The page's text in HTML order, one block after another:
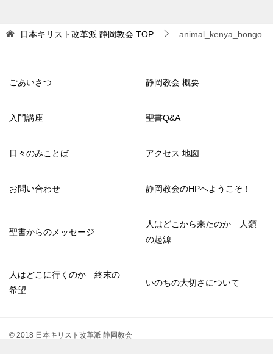
日本キリスト改革派 静岡教会 TOP animal_kenya_bongo
ごあいさつ 静岡教会 概要
入門講座 聖書Q&A
日々のみことば アクセス 地図
お問い合わせ 静岡教会のHPへようこそ！
聖書からのメッセージ
人はどこから来たのか 人類
の起源
人はどこに行くのか 終末の
希望
いのちの大切さについて
© 2018 日本キリスト改革派 静岡教会